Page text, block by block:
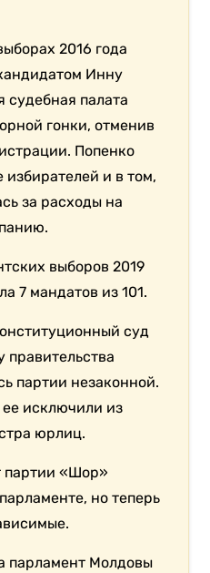
2016 года
Инну
палата
гонки, отменив
Попенко
избирателей и в том,
за расходы на
выборов 2019
7 мандатов из 101.
суд
правительства
партии незаконной.
исключили из
юрлиц.
партии «Шор»
но теперь
парламент Молдовы